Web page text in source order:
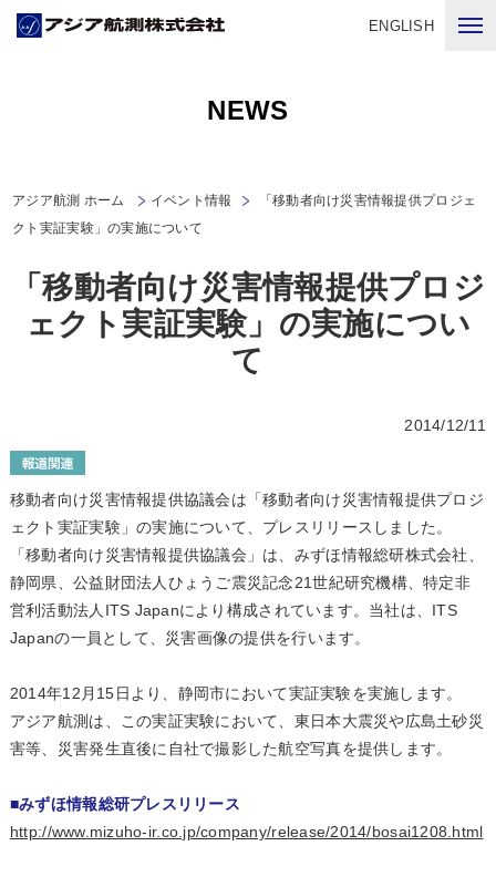
ENGLISH
NEWS
アジア航測 ホーム イベント情報
「移動者向け災害情報提供プロジェ
クト実証実験」の実施について
「移動者向け災害情報提供プロジ
ェクト実証実験」の実施につい
て
2014/12/11
移動者向け災害情報提供協議会は「移動者向け災害情報提供プロジ
ェクト実証実験」の実施について、プレスリリースしました。
「移動者向け災害情報提供協議会」は、みずほ情報総研株式会社、
静岡県、公益財団法人ひょうご震災記念21世紀研究機構、特定非
営利活動法人ITS Japanにより構成されています。当社は、ITS
Japanの一員として、災害画像の提供を行います。
2014年12月15日より、静岡市において実証実験を実施します。
アジア航測は、この実証実験において、東日本大震災や広島土砂災
害等、災害発生直後に自社で撮影した航空写真を提供します。
■みずほ情報総研プレスリリース
http://www.mizuho-ir.co.jp/company/release/2014/bosai1208.html